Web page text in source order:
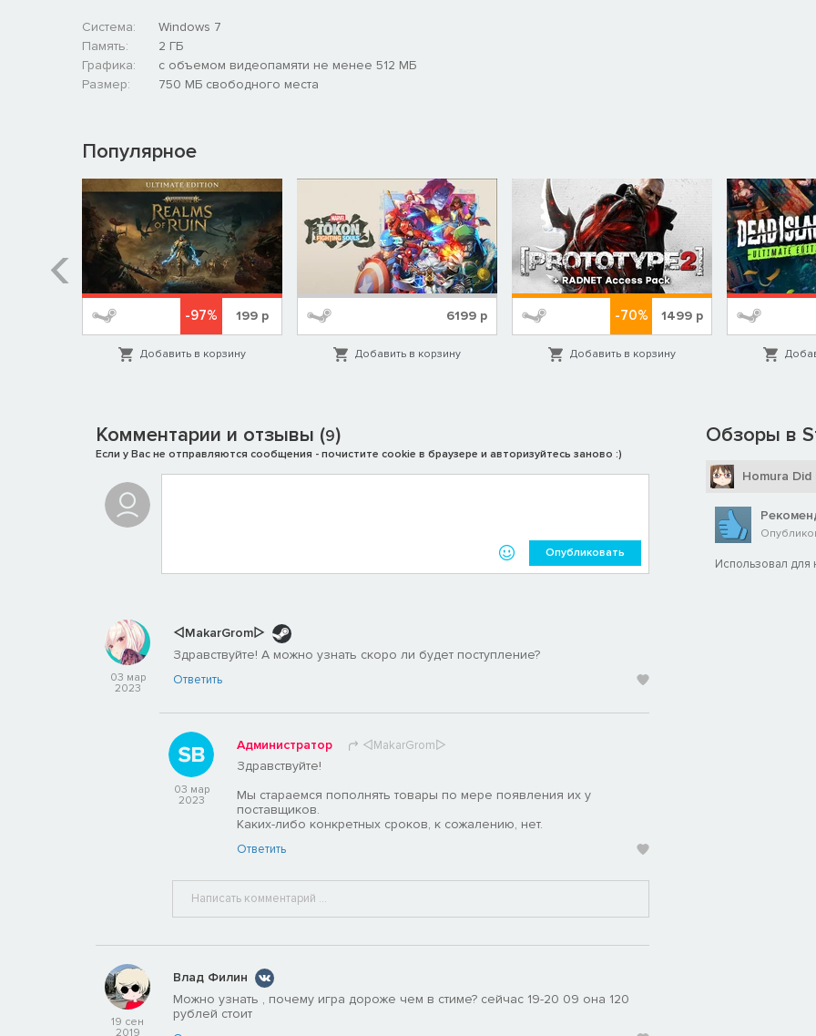
Система:
Windows 7
Память:
2 ГБ
Графика:
с объемом видеопамяти не менее 512 МБ
Размер:
750 МБ свободного места
Популярное
-97% 199р
Добавить в корзину
6199 р
Добавить в корзину
-70% 1499р
Добавить в корзину
Комментарии и отзывы (9)
Если у Вас не отправляются сообщения - почистите cookie в браузере и авторизуйтесь заново :)
Опубликовать
03 мар
2023
◁MakarGrom▷
Здравствуйте! А можно узнать скоро ли будет поступление?
Ответить
03 мар
2023
Администратор ◁MakarGrom▷
Здравствуйте!
Мы стараемся пополнять товары по мере появления их у
поставщиков.
Каких-либо конкретных сроков, к сожалению, нет.
Ответить
19 сен
2019
Влад Филин
Можно узнать , почему игра дороже чем в стиме? сейчас 19-20 09 она 120
рублей стоит
Обзоры в
Homura
Использовал для